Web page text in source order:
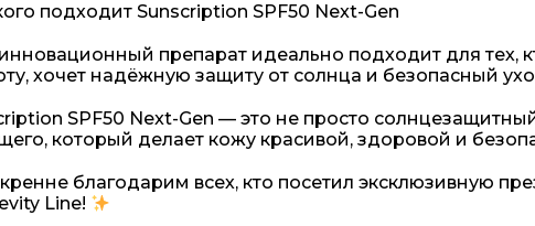
подходит Sunscription SPF50 Next-Gen
препарат идеально подходит для тех,
хочет надёжную защиту от солнца и безопасный
SPF50 Next-Gen — это не просто
который делает кожу красивой, здоровой и
благодарим всех, кто посетил эксклюзивную
Line!